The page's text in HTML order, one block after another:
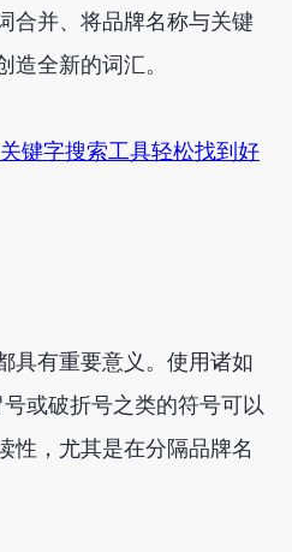
合并、将品牌名称与关键
全新的词汇。
键字搜索工具轻松找到好
具有重要意义。使用诸如
或破折号之类的符号可以
性，尤其是在分隔品牌名